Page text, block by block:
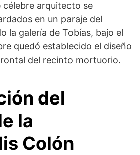
célebre arquitecto se
en un paraje del
la galería de Tobías, bajo el
quedó establecido el diseño
del recinto mortuorio.
del
la
Colón